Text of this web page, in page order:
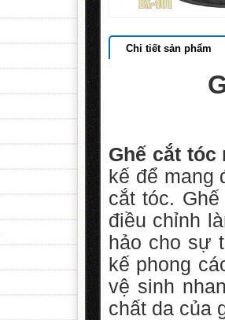
Chi tiết sản phẩm
Ghế cắt tóc
kế để mang
cắt tóc.
điều chỉnh
hảo cho sự
kế phong
vệ sinh
chất da của